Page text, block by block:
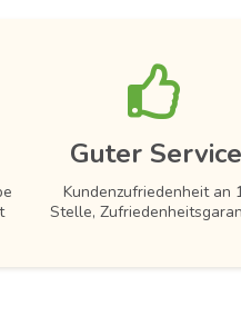
Guter Service
Kundenzufriedenheit an
Stelle,